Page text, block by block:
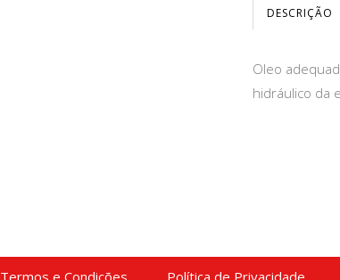
DESCRIÇÃO
Oleo
hidráulico da